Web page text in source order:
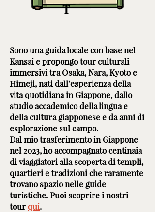
T
Sono una guida locale con base nel
Kansai e propongo tour culturali
immersivi tra Osaka, Nara, Kyoto e
Himeji, nati dall’esperienza della
vita quotidiana in Giappone, dallo
studio accademico della lingua e
della cultura giapponese e da anni di
esplorazione sul campo.
Dal mio trasferimento in Giappone
nel 2023, ho accompagnato centinaia
di viaggiatori alla scoperta di templi,
quartieri e tradizioni che raramente
trovano spazio nelle guide
turistiche. Puoi scoprire i nostri
tourqui.